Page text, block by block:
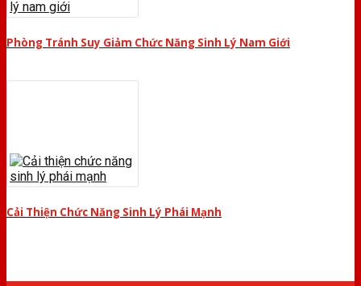
Phòng Tránh Suy Giảm Chức Năng Sinh Lý Nam Giới
Cải Thiện Chức Năng Sinh Lý Phái Mạnh